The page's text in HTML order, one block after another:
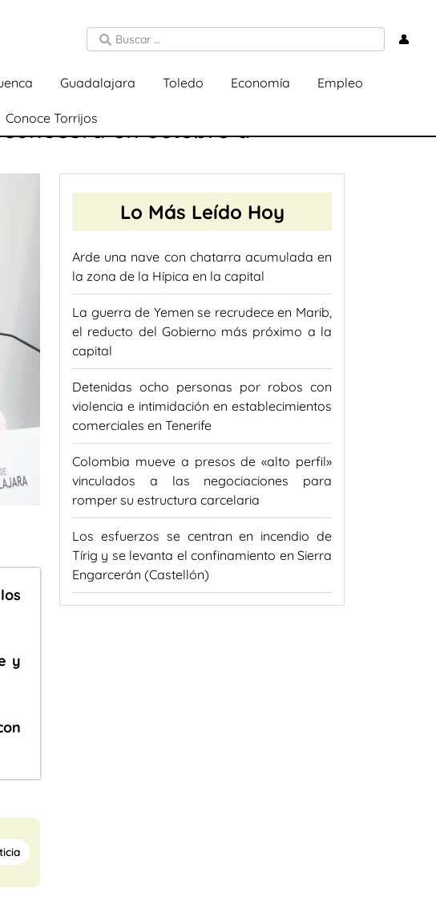
👤
Guadalajara Toledo Economía Empleo
Conoce Torrijos
en octubre a
y
Lo Más Leído Hoy
Arde una nave con chatarra acumulada en
la zona de la Hípica en la capital
La guerra de Yemen se recrudece en Marib,
el reducto del Gobierno más próximo a la
capital
Detenidas ocho personas por robos con
violencia e intimidación en establecimientos
comerciales en Tenerife
Colombia mueve a presos de «alto perfil»
vinculados a las negociaciones para
romper su estructura carcelaria
Los esfuerzos se centran en incendio de
Tírig y se levanta el confinamiento en Sierra
Engarcerán (Castellón)